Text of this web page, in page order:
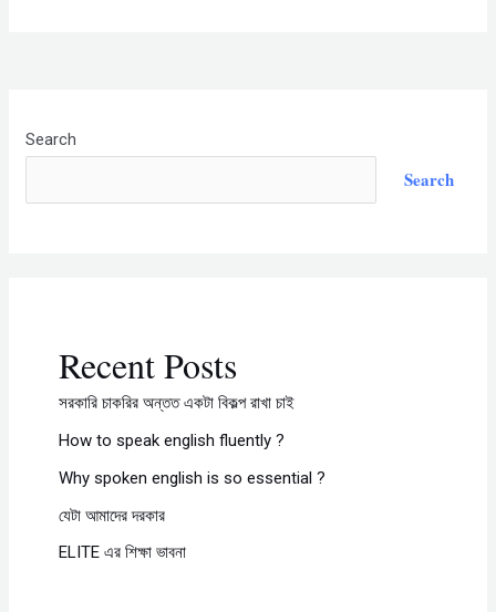
Search
Search
Recent Posts
সরকারি চাকরির অন্তত একটা বিকল্প রাখা চাই
How to speak english fluently ?
Why spoken english is so essential ?
যেটা আমাদের দরকার​
ELITE এর শিক্ষা ভাবনা​